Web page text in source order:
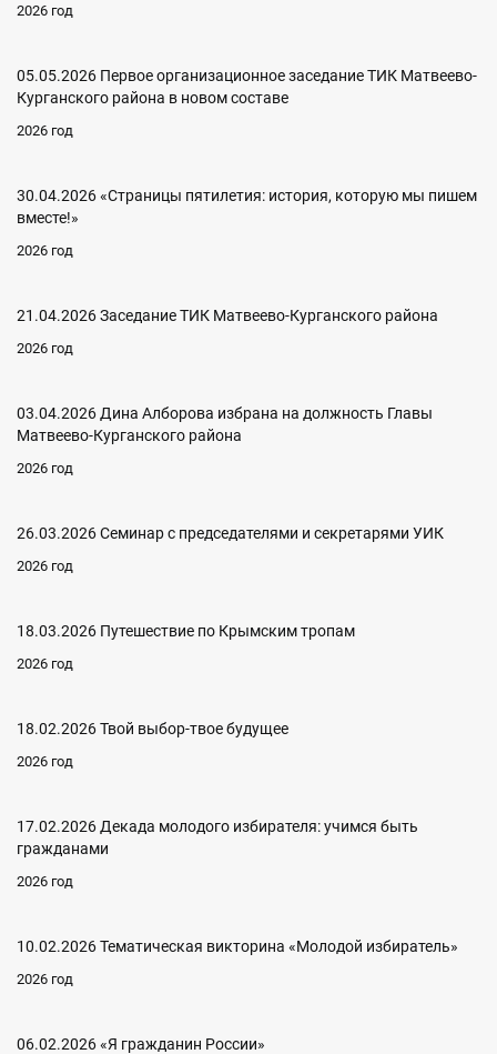
2026 год
05.05.2026 Первое организационное заседание ТИК Матвеево-
Курганского района в новом составе
2026 год
30.04.2026 «Страницы пятилетия: история, которую мы пишем
вместе!»
2026 год
21.04.2026 Заседание ТИК Матвеево-Курганского района
2026 год
03.04.2026 Дина Алборова избрана на должность Главы
Матвеево-Курганского района
2026 год
26.03.2026 Семинар с председателями и секретарями УИК
2026 год
18.03.2026 Путешествие по Крымским тропам
2026 год
18.02.2026 Твой выбор-твое будущее
2026 год
17.02.2026 Декада молодого избирателя: учимся быть
гражданами
2026 год
10.02.2026 Тематическая викторина «Молодой избиратель»
2026 год
06.02.2026 «Я гражданин России»